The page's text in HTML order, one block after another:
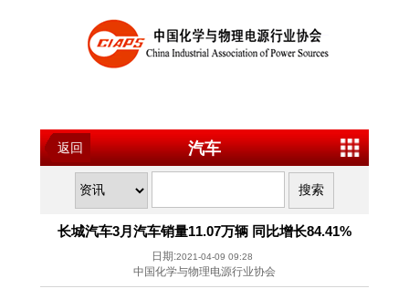
返回 汽车
长城汽车3月汽车销量11.07万辆 同比增长84.41%
日期:2021-04-09 09:28
中国化学与物理电源行业协会